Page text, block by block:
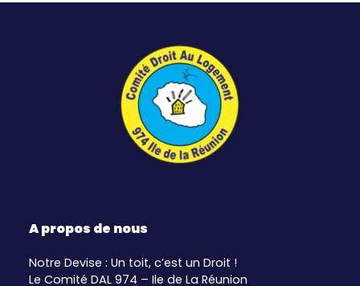
A propos de nous
Notre Devise : Un toit, c’est un Droit !
Le Comité DAL 974 – Ile de La Réunion